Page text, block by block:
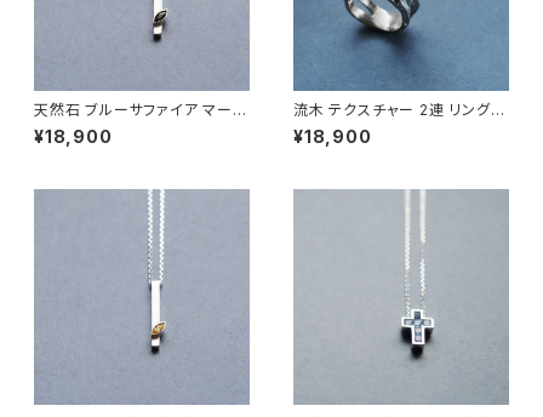
天然石 ブルーサファイア マーキ
ス ネックレス シルバー925 9月
誕生石 メンズ ユニセックス
¥18,900
流木 テクスチャー 2連 リング
シルバー925 メンズ ユニセック
ス
¥18,900